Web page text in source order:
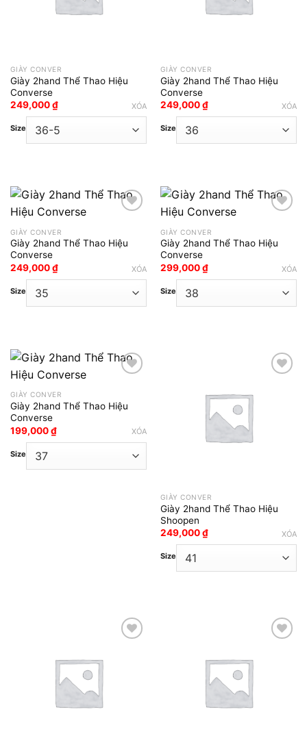
GIÀY CONVER
Giày 2hand Thể Thao Hiệu
Converse
249,000₫
Size
XÓA
GIÀY CONVER
Giày 2hand Thể Thao Hiệu
Converse
249,000₫
Size
XÓA
Add to wishlist
GIÀY CONVER
Giày 2hand Thể Thao Hiệu
Converse
249,000₫
Size
XÓA
Add to wishlist
GIÀY CONVER
Giày 2hand Thể Thao Hiệu
Converse
299,000₫
Size
XÓA
Add to wishlist
GIÀY CONVER
Giày 2hand Thể Thao Hiệu
Converse
199,000₫
Size
XÓA
Add to wishlist
GIÀY CONVER
Giày 2hand Thể Thao Hiệu
Shoopen
249,000₫
Size
XÓA
Add to wishlist Add to wishlist